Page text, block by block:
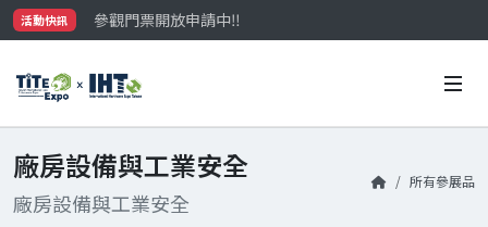
活動快訊
參觀門票開放申請中‼️
最大規模台灣五金展TiTE x IHT，2026/10/20-22與您在
廠房設備與工業安全
廠房設備與工業安全
所有參展品